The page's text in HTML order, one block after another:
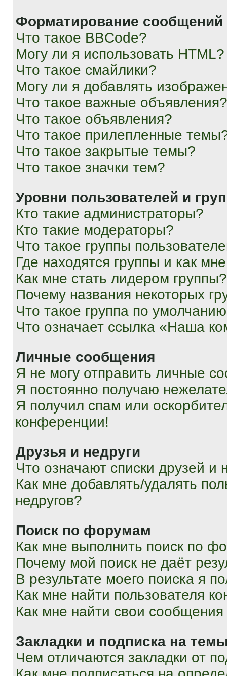
Форматирование
Что такое BBCode?
Могу ли я использовать HTML?
Что такое смайлики?
Могу ли я добавлять
Что такое важные объявления?
Что такое объявления?
Что такое прилепленные
Что такое закрытые темы?
Что такое значки тем?
Уровни пользователей и
Кто такие администраторы?
Кто такие модераторы?
Что такое группы
Где находятся группы и как
Как мне стать лидером группы?
Почему названия некоторых
Что такое группа по
Что означает ссылка «Наша
Личные сообщения
Я не могу отправить личные
Я постоянно получаю
Я получил спам или
конференции!
Друзья и недруги
Что означают списки друзей и
Как мне добавлять/удалять
недругов?
Поиск по форумам
Как мне выполнить поиск по
Почему мой поиск не даёт
В результате моего поиска я
Как мне найти пользователя
Как мне найти свои
Закладки и подписка на
Чем отличаются закладки от